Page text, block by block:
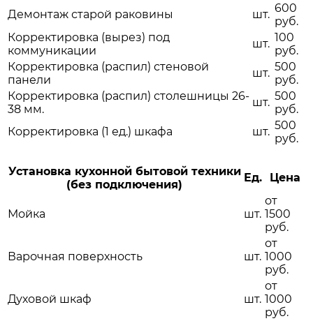
Демонтаж старой раковины
шт. 600
руб.
Корректировка (вырез) под
коммуникации
шт. 100
руб.
Корректировка (распил) стеновой
панели
шт. 500
руб.
Корректировка (распил) столешницы 26-
38 мм.
шт. 500
руб.
Корректировка (1 ед.) шкафа
шт. 500
руб.
Установка кухонной бытовой техники
(без подключения)
Ед. Цена
Мойка шт.
от
1500
руб.
Варочная поверхность шт.
от
1000
руб.
Духовой шкаф шт.
от
1000
руб.